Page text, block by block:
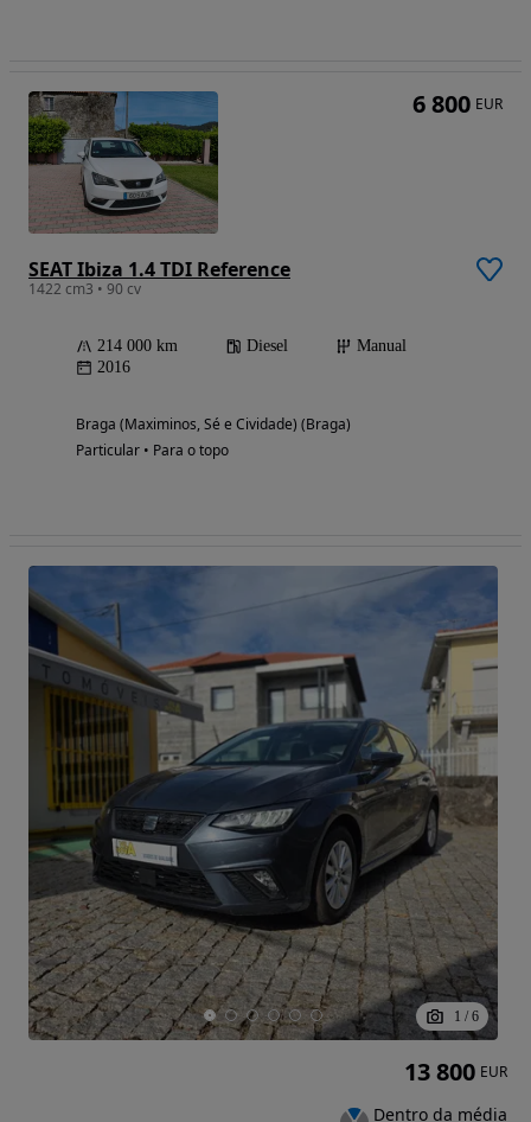
SEAT Ibiza 1.4 TDI Reference
1422 cm3 • 90 cv
214 000 km Diesel
Manual
2016
Braga (Maximinos, Sé e Cividade) (Braga)
Particular • Para o topo
6 800 EUR
1 / 6
13 800 EUR
Dentro da média